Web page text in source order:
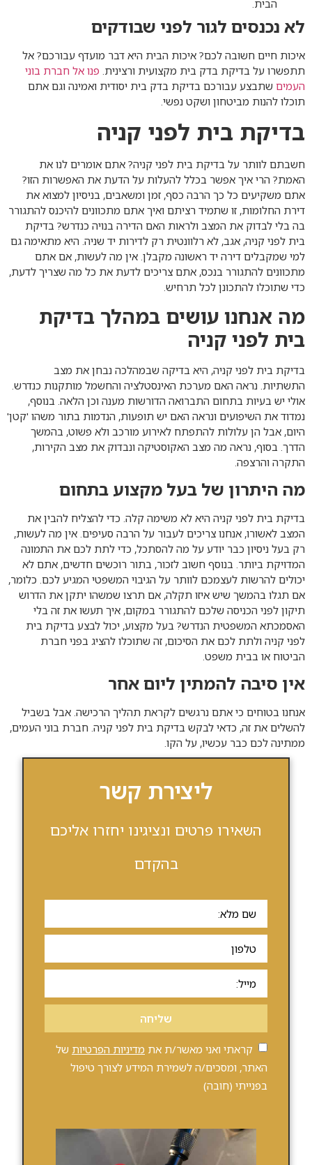
הבית.
לא נכנסים לגור לפני שבודקים
איכות חיים חשובה לכם? איכות הבית היא דבר מועדף עבורכם? אל
תתפשרו על בדיקת בדק בית מקצועית ורצינית. פנו אל חברת בוני
העמים שתבצע עבורכם בדיקת בדק בית יסודית ואמינה וגם אתם
תוכלו להנות מביטחון ושקט נפשי.
בדיקת בית לפני קניה
חשבתם לוותר על בדיקת בית לפני קניה? אתם אומרים לנו את
האמת? הרי איך אפשר בכלל להעלות על הדעת את האפשרות הזו?
אתם משקיעים כל כך הרבה כסף, זמן ומשאבים, בניסיון למצוא את
דירת החלומות, זו שתמיד רציתם ואיך אתם מתכוונים להיכנס להתגורר
בה בלי לבדוק את המצב ולראות האם הדירה בנויה כנדרש? בדיקת
בית לפני קניה, אגב, לא רלוונטית רק לדירות יד שניה. היא מתאימה גם
למי שמקבלים דירה יד ראשונה מקבלן. אין מה לעשות, אם אתם
מתכוונים להתגורר בנכס, אתם צריכים לדעת את כל מה שצריך לדעת,
כדי שתוכלו להתכונן לכל תרחיש.
מה אנחנו עושים במהלך בדיקת
בית לפני קניה
בדיקת בית לפני קניה, היא בדיקה שבמהלכה נבחן את מצב
התשתיות. נראה האם מערכת האינסטלציה והחשמל מותקנות כנדרש.
אולי יש בעיות בתחום התברואה הדורשות מענה וכן הלאה. בנוסף,
נמדוד את השיפועים ונראה האם יש תופעות, הנדמות בתור משהו 'קטן'
היום, אבל הן עלולות להתפתח לאירוע מורכב ולא פשוט, בהמשך
הדרך. בסוף, נראה מה מצב האקוסטיקה ונבדוק את מצב הקירות,
התקרה והרצפה.
מה היתרון של בעל מקצוע בתחום
בדיקת בית לפני קניה היא לא משימה קלה. כדי להצליח להבין את
המצב לאשורו, אנחנו צריכים לעבור על הרבה סעיפים. אין מה לעשות,
רק בעל ניסיון כבר יודע על מה להסתכל, כדי לתת לכם את התמונה
המדויקת ביותר. בנוסף חשוב לזכור, בתור רוכשים חדשים, אתם לא
יכולים להרשות לעצמכם לוותר על הגיבוי המשפטי המגיע לכם. כלומר,
אם תגלו בהמשך שיש איזו תקלה, אם תרצו שמשהו יתקן את הדרוש
תיקון לפני הכניסה שלכם להתגורר במקום, איך תעשו את זה בלי
האסמכתא המשפטית הנדרש? בעל מקצוע, יכול לבצע בדיקת בית
לפני קניה ולתת לכם את הסיכום, זה שתוכלו להציג בפני חברת
הביטוח או בבית משפט.
אין סיבה להמתין ליום אחר
אנחנו בטוחים כי אתם נרגשים לקראת תהליך הרכישה. אבל בשביל
להשלים את זה, כדאי לבקש בדיקת בית לפני קניה. חברת בוני העמים,
ממתינה לכם כבר עכשיו, על הקו.
ליצירת קשר
השאירו פרטים ונציגינו יחזרו אליכם
בהקדם
שליחה
קראתי ואני מאשר/ת את מדיניות הפרטיות של
האתר, ומסכים/ה לשמירת המידע לצורך טיפול
בפנייתי (חובה)